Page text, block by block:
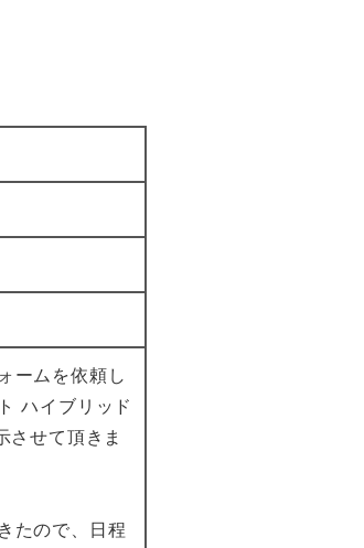
ームを依頼し
ハイブリッド
させて頂きま
たので、日程